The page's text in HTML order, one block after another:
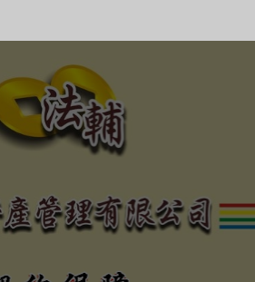
情合理合法、正規經
只要是合法有憑據的債